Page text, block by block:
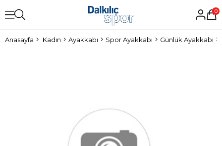
0
Anasayfa Kadın Ayakkabı Spor Ayakkabı Günlük Ayakkabı